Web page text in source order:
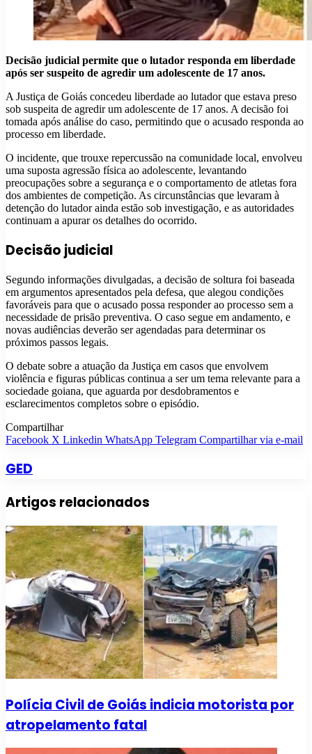
Decisão judicial permite que o lutador responda em liberdade
após ser suspeito de agredir um adolescente de 17 anos.
A Justiça de Goiás concedeu liberdade ao lutador que estava preso
sob suspeita de agredir um adolescente de 17 anos. A decisão foi
tomada após análise do caso, permitindo que o acusado responda ao
processo em liberdade.
O incidente, que trouxe repercussão na comunidade local, envolveu
uma suposta agressão física ao adolescente, levantando
preocupações sobre a segurança e o comportamento de atletas fora
dos ambientes de competição. As circunstâncias que levaram à
detenção do lutador ainda estão sob investigação, e as autoridades
continuam a apurar os detalhes do ocorrido.
Decisão judicial
Segundo informações divulgadas, a decisão de soltura foi baseada
em argumentos apresentados pela defesa, que alegou condições
favoráveis para que o acusado possa responder ao processo sem a
necessidade de prisão preventiva. O caso segue em andamento, e
novas audiências deverão ser agendadas para determinar os
próximos passos legais.
O debate sobre a atuação da Justiça em casos que envolvem
violência e figuras públicas continua a ser um tema relevante para a
sociedade goiana, que aguarda por desdobramentos e
esclarecimentos completos sobre o episódio.
Compartilhar
Facebook X Linkedin WhatsApp Telegram Compartilhar via e-mail
GED
Artigos relacionados
Polícia Civil de Goiás indicia motorista por
atropelamento fatal